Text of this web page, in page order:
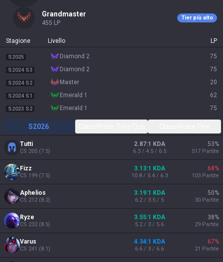
grandmaster
455 LP
Tier più alto
Stagione Livello LP
S2025 diamond 2 75
S2024 S3 diamond 2 75
S2024 S2 master 20
S2024 S1 emerald 1 62
S2023 S2 emerald 1 75
S2026
Tutti
CS 205 (7.5)
2.87:1 KDA
6.3 / 4.5 / 6.5
53%
517 Partite
Fizz
CS 199 (7.5)
3.13:1 KDA
10.8 / 5.4 / 6.3
68%
103 Partite
Aphelios
CS 212(8.2)
3.19:1 KDA
6.2 / 3.5 / 5
50%
30 Partite
Ryze
CS 232(8.5)
3.55:1 KDA
5.2 / 3 / 5.6
38%
29 Partite
Varus
CS 241 (8.1)
4.34:1 KDA
6.6 / 3 / 6.6
67%
21 Partite